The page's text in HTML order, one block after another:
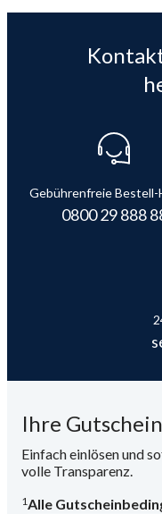
Gebührenfreie Bestell-
0800 29 888
Ihre
Einfach einlösen und
volle Transparenz.
1Alle